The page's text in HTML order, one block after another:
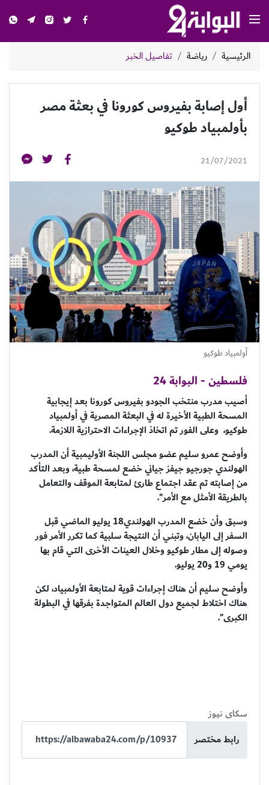
الرئيسية رياضة تفاصيل الخبر
أول إصابة بفيروس كورونا في بعثة مصر
بأولمبياد طوكيو
21/07/2021
أولمبياد طوكيو
فلسطين - البوابة 24
أصيب مدرب منتخب الجودو بفيروس كورونا بعد إيجابية
المسحة الطبية الأخيرة له في البعثة المصرية في أولمبياد
طوكيو، وعلى الفور تم اتخاذ الإجراءات الاحترازية اللازمة.
وأوضح عمرو سليم عضو مجلس اللجنة الأوليمبية أن المدرب
الهولندي جورجيو جيفز جياني خضع لمسحة طبية، وبعد التأكد
من إصابته تم عقد اجتماع طارئ لمتابعة الموقف والتعامل
بالطريقة الأمثل مع الأمر".
وسبق وأن خضع المدرب الهولندي18 يوليو الماضي قبل
السفر إلى اليابان، وتبني أن النتيجة سلبية كما تكرر الأمر فور
وصوله إلى مطار طوكيو وخلال العينات الأخرى التي قام بها
يومي 19 و20 يوليو.
وأوضح سليم أن هناك إجراءات قوية لمتابعة الأولمبياد، لكن
هناك اختلاط لجميع دول العالم المتواجدة بفرقها في البطولة
الكبرى".
سكاى نيوز
رابط مختصر